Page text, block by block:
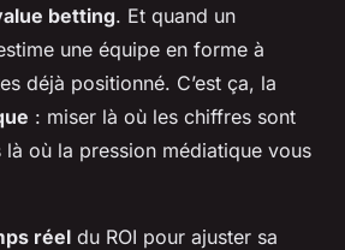
betting. Et quand un
une équipe en forme à
déjà positionné. C’est ça, la
: miser là où les chiffres sont
où la pression médiatique vous
réel du ROI pour ajuster sa